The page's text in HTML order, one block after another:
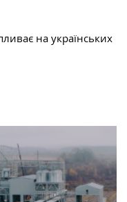
на українських